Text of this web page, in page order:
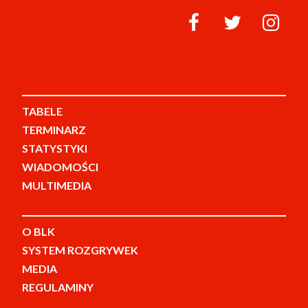
TABELE
TERMINARZ
STATYSTYKI
WIADOMOŚCI
MULTIMEDIA
O BLK
SYSTEM ROZGRYWEK
MEDIA
REGULAMINY